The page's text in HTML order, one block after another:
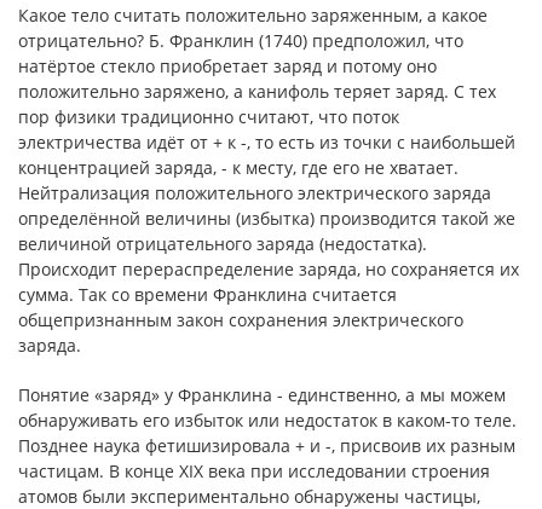
Какое тело считать положительно заряженным, а какое
отрицательно? Б. Франклин (1740) предположил, что
натёртое стекло приобретает заряд и потому оно
положительно заряжено, а канифоль теряет заряд. С тех
пор физики традиционно считают, что поток
электричества идёт от + к -, то есть из точки с наибольшей
концентрацией заряда, - к месту, где его не хватает.
Нейтрализация положительного электрического заряда
определённой величины (избытка) производится такой же
величиной отрицательного заряда (недостатка).
Происходит перераспределение заряда, но сохраняется их
сумма. Так со времени Франклина считается
общепризнанным закон сохранения электрического
заряда.
Понятие «заряд» у Франклина - единственно, а мы можем
обнаруживать его избыток или недостаток в каком-то теле.
Позднее наука фетишизировала + и -, присвоив их разным
частицам. В конце XIX века при исследовании строения
атомов были экспериментально обнаружены частицы,